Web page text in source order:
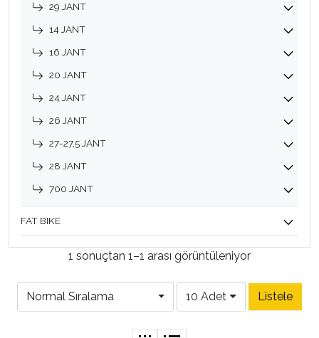
29 JANT
14 JANT
16 JANT
20 JANT
24 JANT
26 JANT
27-27,5 JANT
28 JANT
700 JANT
FAT BIKE
1 sonuçtan 1–1 arası görüntüleniyor
Normal Sıralama 10 Adet